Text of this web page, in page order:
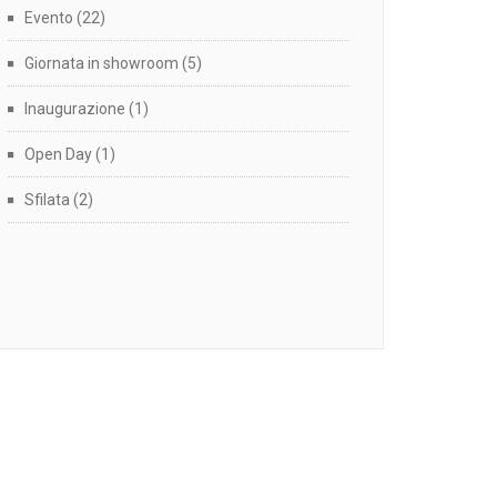
Evento (22)
Giornata in showroom (5)
Inaugurazione (1)
Open Day(1)
Sfilata (2)